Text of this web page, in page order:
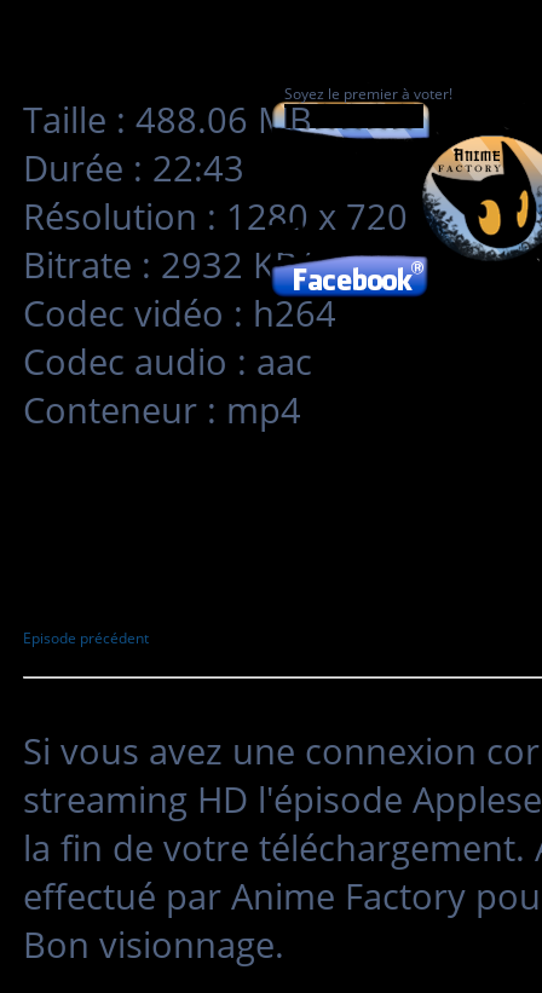
Taille : 488.06 MB
Durée : 22:43
Résolution : 1280 x 720
Bitrate : 2932 KB/s
Codec vidéo : h264
Codec audio : aac
Conteneur : mp4
Soyez le premier à voter!
Episode précédent
Si vous avez une connexion
streaming HD l'épisode
la fin de votre
effectué par Anime Factory
Bon visionnage.